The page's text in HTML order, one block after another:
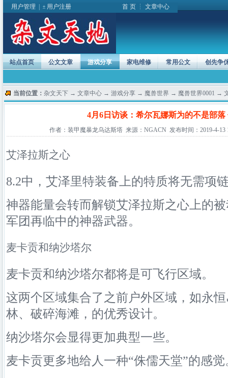
用户管理 用户注册 首 页 ┆ 文章中心
站点首页 公文文章 游戏分享 家电维修 常用公文 创先争
当前位置： 杂文天下 → 文章中心 → 游戏分享 → 魔兽世界 → 魔兽世界0001 →
4月6日访谈：希尔瓦娜斯为的不是部
作者：装甲魔暴龙乌达斯塔 来源：NGACN 发布时间：2019-4-13
艾泽拉斯之心
8.2中，艾泽里特装备上的特质将无需项
神器能量会转而解锁艾泽拉斯之心上的
军团再临中的神器武器。
麦卡贡和纳沙塔尔
麦卡贡和纳沙塔尔都将是可飞行区域。
这两个区域集合了之前户外区域，如永
林、破碎海滩，的优秀设计。
纳沙塔尔会显得更加典型一些。
麦卡贡更多地给人一种“侏儒天堂”的感觉